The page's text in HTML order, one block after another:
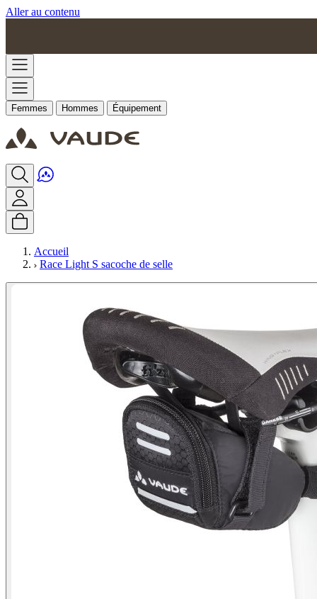
Aller au contenu
Femmes Hommes Équipement
Accueil
Race Light S sacoche de selle